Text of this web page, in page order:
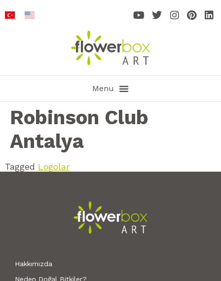
Robinson Club
Antalya
Tagged Logolar
Hakkımızda
Neden Doğal Bitkiler?